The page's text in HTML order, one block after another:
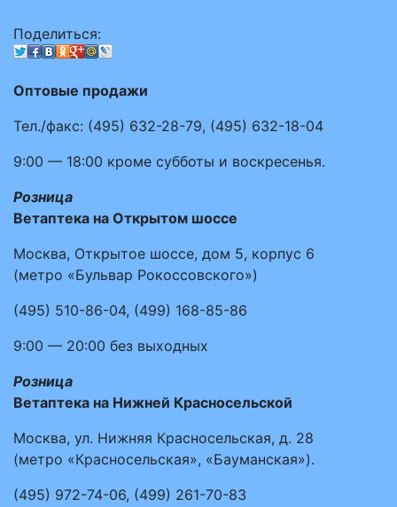
Поделиться:
Оптовые продажи
Тел./факс: (495) 632-28-79, (495) 632-18-04
9:00 — 18:00 кроме субботы и воскресенья.
Розница
Ветаптека на Открытом шоссе
Москва, Открытое шоссе, дом 5, корпус 6
(метро «Бульвар Рокоссовского»)
(495) 510-86-04, (499) 168-85-86
9:00 — 20:00 без выходных
Розница
Ветаптека на Нижней Красносельской
Москва, ул. Нижняя Красносельская, д. 28
(метро «Красносельская», «Бауманская»).
(495) 972-74-06, (499) 261-70-83